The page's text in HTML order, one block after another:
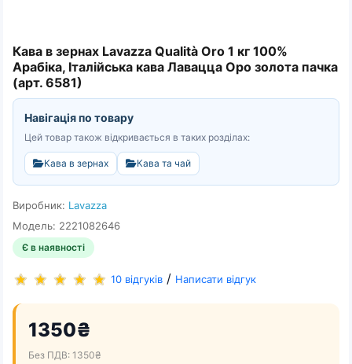
Кава в зернах Lavazza Qualità Oro 1 кг 100%
Арабіка, Італійська кава Лавацца Оро золота пачка
(арт. 6581)
Навігація по товару
Цей товар також відкривається в таких розділах:
Кава в зернах Кава та чай
Виробник: Lavazza
Модель: 2221082646
Є в наявності
10 відгуків / Написати відгук
1350₴
Без ПДВ: 1350₴